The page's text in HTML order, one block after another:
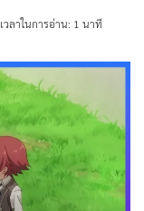
เวลาในการอ่าน: 1 นาที